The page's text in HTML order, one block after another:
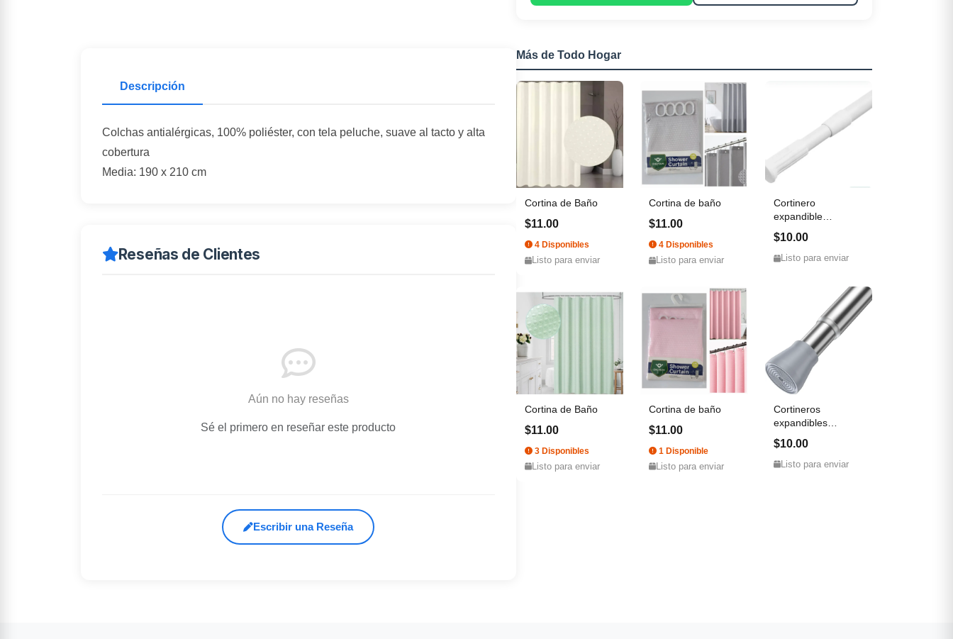
Descripción
Colchas antialérgicas, 100% poliéster, con tela peluche, suave al tacto y alta
cobertura
Media: 190 x 210 cm
Reseñas de Clientes
Aún no hay reseñas
Sé el primero en reseñar este producto
Escribir una Reseña
Más de Todo Hogar
Cortina de Baño
$11.00
4 Disponibles
Listo para enviar
Cortina de baño
$11.00
4 Disponibles
Listo para enviar
Cortinero
expandible
mediano
$10.00
Listo para enviar
Cortina de Baño
$11.00
3 Disponibles
Listo para enviar
Cortina de baño
$11.00
1 Disponible
Listo para enviar
Cortineros
expandibles
mediano
$10.00
Listo para enviar